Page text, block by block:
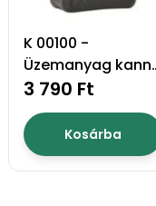
K 00100 -
Üzemanyag
10l
3 790 Ft
Kosárba